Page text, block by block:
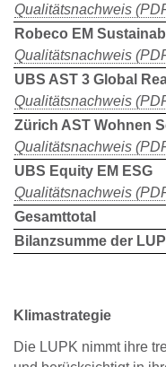
Qualitätsnachweis
Robeco EM
Qualitätsnachweis
UBS AST 3 Global
Qualitätsnachweis
Zürich AST Wohnen
Qualitätsnachweis
UBS Equity EM ESG
Qualitätsnachweis
Gesamttotal
Bilanzsumme der
Klimastrategie
Die LUPK nimmt ihre